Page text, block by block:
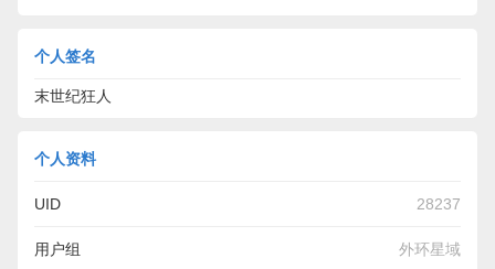
个人签名
末世纪狂人
个人资料
UID 28237
用户组 外环星域